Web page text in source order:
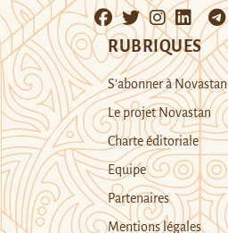
RUBRIQUES
S’abonner à Novastan
Le projet Novastan
Charte éditoriale
Equipe
Partenaires
Mentions légales